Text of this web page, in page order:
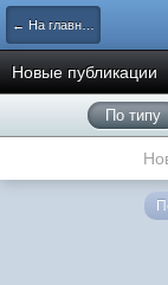
← На главную
Новые публикации
По типу